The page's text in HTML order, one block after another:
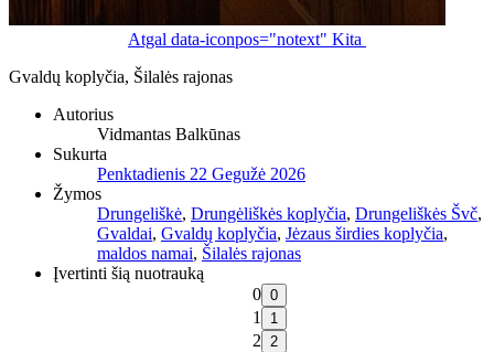
Atgal data-iconpos="notext" Kita
Gvaldų koplyčia, Šilalės rajonas
Autorius
Vidmantas Balkūnas
Sukurta
Penktadienis 22 Gegužė 2026
Žymos
Drungeliškė, Drungėliškės koplyčia, Drungeliškės Švč,
Gvaldai, Gvaldų koplyčia, Jėzaus širdies koplyčia,
maldos namai, Šilalės rajonas
Įvertinti šią nuotrauką
0
1
2